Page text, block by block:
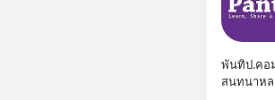
พันทิป.คอ
สนทนาหล